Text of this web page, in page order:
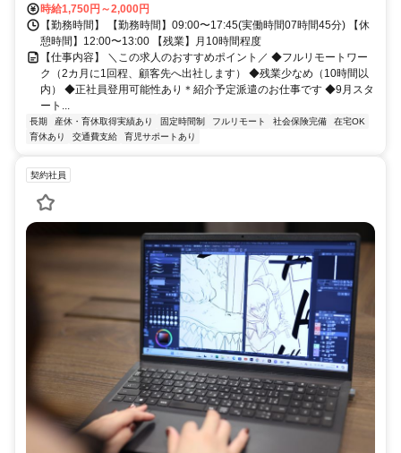
時給1,750円～2,000円
【勤務時間】 【勤務時間】09:00〜17:45(実働時間07時間45分) 【休
憩時間】12:00〜13:00 【残業】月10時間程度
【仕事内容】 ＼この求人のおすすめポイント／ ◆フルリモートワー
ク（2カ月に1回程、顧客先へ出社します） ◆残業少なめ（10時間以
内） ◆正社員登用可能性あり＊紹介予定派遣のお仕事です ◆9月スタ
ート...
長期 産休・育休取得実績あり 固定時間制 フルリモート 社会保険完備
在宅OK
育休あり
交通費支給 育児サポートあり
契約社員